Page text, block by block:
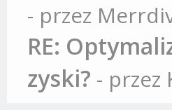
- przez
RE:
zyski? - przez